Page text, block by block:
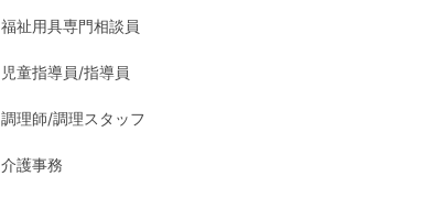
福祉用具専門相談員
児童指導員/指導員
調理師/調理スタッフ
介護事務